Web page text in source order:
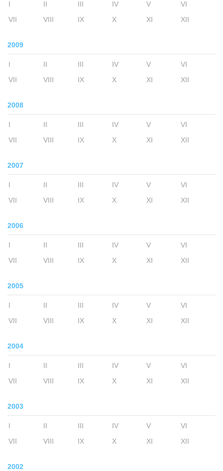
I II III IV V
VI
VII
VIII IX X XI XII
2009
I II III IV V
VI
VII
VIII IX X XI XII
2008
I II III IV V
VI
VII
VIII IX X XI XII
2007
I II III IV V
VI
VII
VIII IX X XI XII
2006
I II III IV V
VI
VII
VIII IX X XI XII
2005
I II III IV V
VI
VII
VIII IX X XI XII
2004
I II III IV V
VI
VII
VIII IX X XI XII
2003
I II III IV V
VI
VII
VIII IX X XI XII
2002